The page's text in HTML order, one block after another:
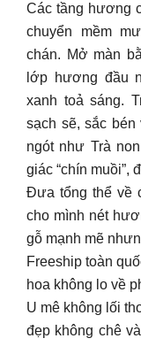
Các tầng hương
chuyển mềm
chán. Mở màn
lớp hương đầu
xanh toả sáng.
sạch sẽ, sắc bén
ngót như Trà
giác “chín muồi”,
Đưa tổng thể về
cho mình nét
gỗ mạnh mẽ
Freeship toàn
hoa không lo về
U mê không lối
đẹp không chê